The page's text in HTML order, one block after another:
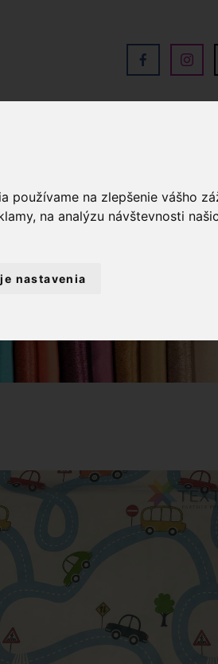
používame na zlepšenie vášho
na analýzu návštevnosti
nastavenia